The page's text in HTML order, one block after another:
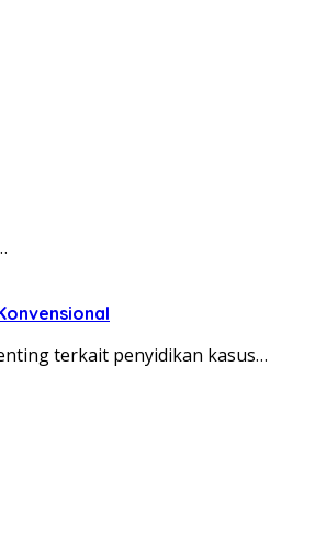
terkait penyidikan kasus…